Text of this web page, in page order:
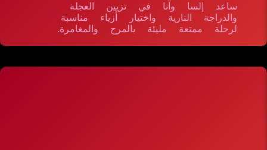
ساعد إلسا وآنا في تزيين العجلة
والدراجة النارية واختيار أزياء مناسبة
لرحلة ممتعة مليئة بالمرح والمغامرة.